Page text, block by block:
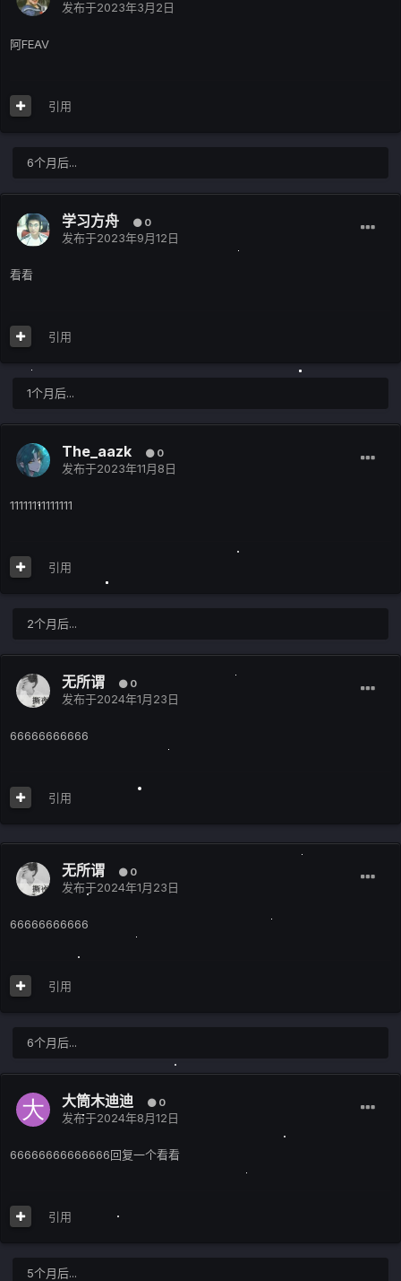
发布于2023年3月2日
阿FEAV
引用
6个月后...
学习方舟 0
发布于2023年9月12日
看看
引用
1个月后...
The_aazk 0
发布于2023年11月8日
11111111111111
引用
2个月后...
无所谓 0
发布于2024年1月23日
66666666666
引用
无所谓 0
发布于2024年1月23日
66666666666
引用
6个月后...
大筒木迪迪 0
发布于2024年8月12日
66666666666666回复一个看看
引用
5个月后...